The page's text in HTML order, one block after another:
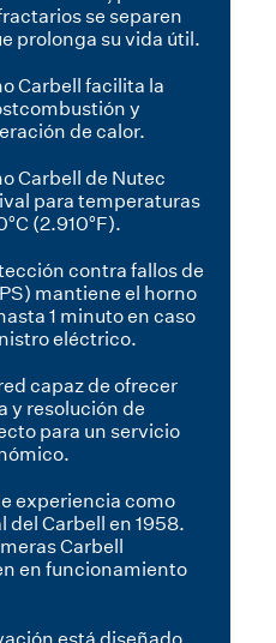
se separen
prolonga su vida útil.
Carbell facilita la
y
de calor.
Carbell de Nutec
para temperaturas
(2.910°F).
contra fallos de
mantiene el horno
1 minuto en caso
eléctrico.
capaz de ofrecer
y resolución de
para un servicio
experiencia como
Carbell en 1958.
Carbell
en funcionamiento